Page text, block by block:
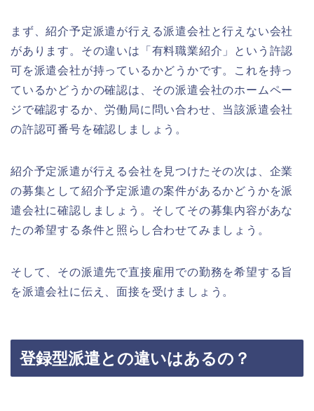
まず、紹介予定派遣が行える派遣会社と行えない会社
があります。その違いは「有料職業紹介」という許認
可を派遣会社が持っているかどうかです。これを持っ
ているかどうかの確認は、その派遣会社のホームペー
ジで確認するか、労働局に問い合わせ、当該派遣会社
の許認可番号を確認しましょう。
紹介予定派遣が行える会社を見つけたその次は、企業
の募集として紹介予定派遣の案件があるかどうかを派
遣会社に確認しましょう。そしてその募集内容があな
たの希望する条件と照らし合わせてみましょう。
そして、その派遣先で直接雇用での勤務を希望する旨
を派遣会社に伝え、面接を受けましょう。
登録型派遣との違いはあるの？